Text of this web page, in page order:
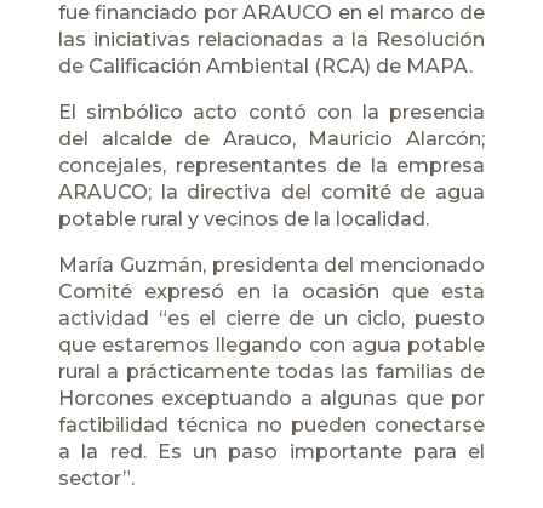
fue financiado por ARAUCO en el marco de
las iniciativas relacionadas a la Resolución
de Calificación Ambiental (RCA) de MAPA.
El simbólico acto contó con la presencia
del alcalde de Arauco, Mauricio Alarcón;
concejales, representantes de la empresa
ARAUCO; la directiva del comité de agua
potable rural y vecinos de la localidad.
María Guzmán, presidenta del mencionado
Comité expresó en la ocasión que esta
actividad “es el cierre de un ciclo, puesto
que estaremos llegando con agua potable
rural a prácticamente todas las familias de
Horcones exceptuando a algunas que por
factibilidad técnica no pueden conectarse
a la red. Es un paso importante para el
sector”.